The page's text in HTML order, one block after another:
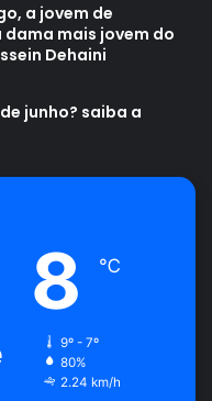
a jovem de
mais jovem do
Dehaini
junho? saiba a
8 ℃
9º - 7º
80%
2.24 km/h